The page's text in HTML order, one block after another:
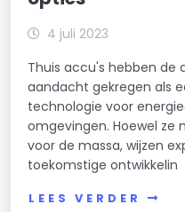
4 juli 2023
Thuis accu's hebben de
aandacht gekregen als
technologie voor
omgevingen. Hoewel ze
voor de massa, wijzen
toekomstige ontwikkelin
LEES VERDER